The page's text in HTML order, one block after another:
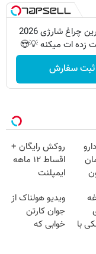
پرکاربردترین چراغ شارژی 2026
زده ات میکنه 💡😍
ثبت سفارش
روکش رایگان +
اقساط ۱۲ ماهه
ایمپلنت
با
ویدیو هولناک از
جوان کارتن
خوابی که